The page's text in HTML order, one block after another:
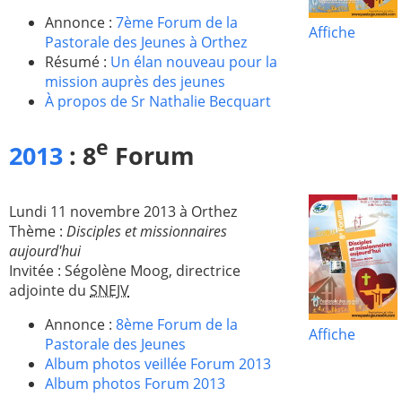
2013
2014
2015
2016
2017
2018
2019
2020
Affiche
Annonce : 7ème Forum de la
Pastorale des Jeunes à Orthez
Résumé : Un élan nouveau pour la
mission auprès des jeunes
À propos de Sr Nathalie Becquart
2013 : 8e Forum
Affiche
Lundi 11 novembre 2013 à Orthez
Thème : Disciples et missionnaires
aujourd'hui
Invitée : Ségolène Moog, directrice
adjointe du SNEJV
Annonce : 8ème Forum de la
Pastorale des Jeunes
Album photos veillée Forum 2013
Album photos Forum 2013